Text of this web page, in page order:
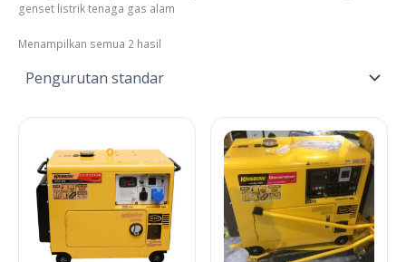
genset listrik tenaga gas alam
Menampilkan semua 2 hasil